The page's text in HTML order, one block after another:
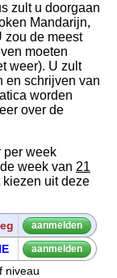
zult u doorgaan
Mandarijn,
zou de meest
moeten
weer). U zult
en schrijven van
worden
over de
per week
week van 21
uit deze
aan­mel­den
aan­mel­den
niveau